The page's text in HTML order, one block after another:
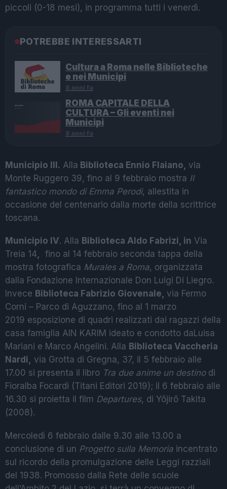
piccoli (0-18 mesi), in programma tutti i venerdì.
POTREBBE INTERESSARTI
Cultura a Roma nelle Biblioteche
e nei Municipi
8 anni fa
ROMA CAPITALE DELLA
CULTURA – Gli eventi nei
Municipi
8 anni fa
Municipio III. Alla Biblioteca Ennio Flaiano, via
Monte Ruggero 39, fino al 9 febbraio mostra Il
fantastico mondo di Emma Perodi, allestita in
occasione del centenario dalla morte della scrittrice
toscana.
Municipio IV. Alla Biblioteca Aldo Fabrizi, in Via
Treia 14, fino al 14 febbraio seconda tappa della
mostra fotografica Murales a Roma, organizzata
dalla Fondazione Internazionale Don Luigi Di Liegro.
Invece Biblioteca Fabrizio Giovenale, via Fermo
Corni – Parco di Aguzzano, fino al 1 marzo
2019 esposizione di quadri realizzati dai ragazzi della
casa famiglia AIN KARIM ideato e condotto daLuisa
Mariani e Marco Angelini. Alla Biblioteca Vaccheria
Nardi, via Grotta di Gregna, 37, il 5 febbraio alle
17.00 si presenta il libro Tra due anime un destinodi
Fioralba Focardi (Titani Editori 2019); il 6 febbraio alle
16.30 si proietta il film Departures, di Yōjirō Takita
(2008).
Mercoledì 6 febbraio dalle 9.30 alle 13.00 a
conclusione di un Progetto sulla Memoria incentrato
sul ricordo della promulgazione delle Leggi razziali
del 1938. Promosso dalla Rete delle scuole